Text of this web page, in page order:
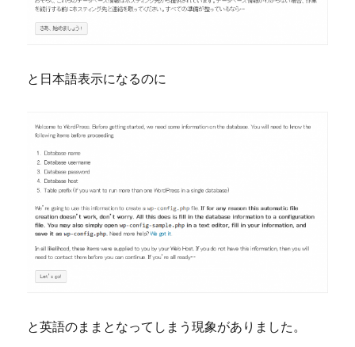
を
register_post_type
定
方
法
に
と日本語表示になるのに
と英語のままとなってしまう現象がありました。